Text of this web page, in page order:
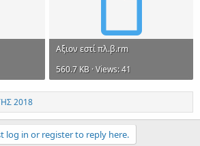
Αξιον εστί πλ.β.rm
560.7 KB · Views: 41
2018
log in or register to reply here.